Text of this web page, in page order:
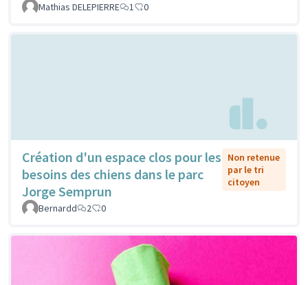
Mathias DELEPIERRE
1 0
Création d'un espace clos pour les
besoins des chiens dans le parc
Jorge Semprun
Non retenue
par le tri
citoyen
Bernardd 2 0